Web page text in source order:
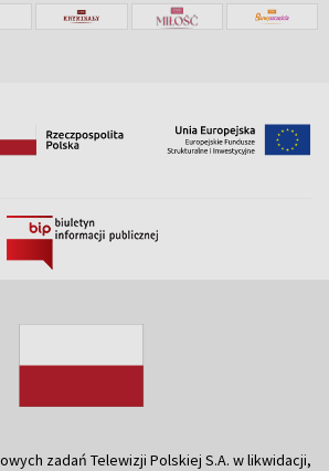
zadań Telewizji Polskiej S.A. w likwidacji,